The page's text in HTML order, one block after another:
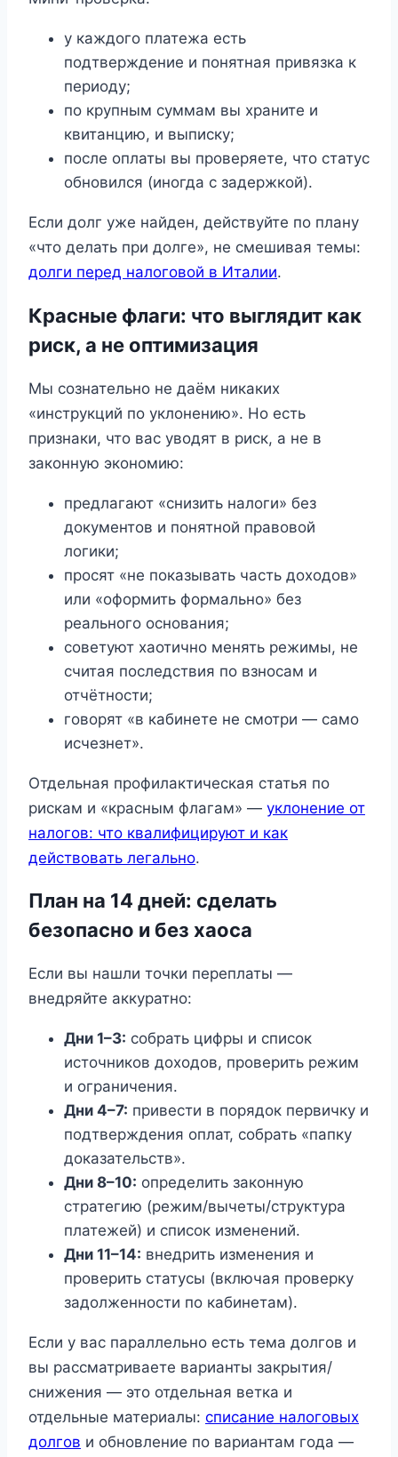
у каждого платежа есть
подтверждение и понятная привязка к
периоду;
по крупным суммам вы храните и
квитанцию, и выписку;
после оплаты вы проверяете, что статус
обновился (иногда с задержкой).
Если долг уже найден, действуйте по плану
«что делать при долге», не смешивая темы:
долги перед налоговой в Италии.
Красные флаги: что выглядит как
риск, а не оптимизация
Мы сознательно не даём никаких
«инструкций по уклонению». Но есть
признаки, что вас уводят в риск, а не в
законную экономию:
предлагают «снизить налоги» без
документов и понятной правовой
логики;
просят «не показывать часть доходов»
или «оформить формально» без
реального основания;
советуют хаотично менять режимы, не
считая последствия по взносам и
отчётности;
говорят «в кабинете не смотри — само
исчезнет».
Отдельная профилактическая статья по
рискам и «красным флагам» — уклонение от
налогов: что квалифицируют и как
действовать легально.
План на 14 дней: сделать
безопасно и без хаоса
Если вы нашли точки переплаты —
внедряйте аккуратно:
Дни 1–3: собрать цифры и список
источников доходов, проверить режим
и ограничения.
Дни 4–7: привести в порядок первичку и
подтверждения оплат, собрать «папку
доказательств».
Дни 8–10: определить законную
стратегию (режим/вычеты/структура
платежей) и список изменений.
Дни 11–14: внедрить изменения и
проверить статусы (включая проверку
задолженности по кабинетам).
Если у вас параллельно есть тема долгов и
вы рассматриваете варианты закрытия/
снижения — это отдельная ветка и
отдельные материалы: списание налоговых
долгов и обновление по вариантам года —